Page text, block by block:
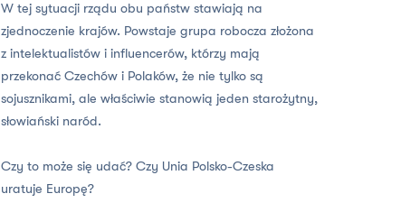
W tej sytuacji rządu obu państw stawiają na
zjednoczenie krajów. Powstaje grupa robocza złożona
z intelektualistów i influencerów, którzy mają
przekonać Czechów i Polaków, że nie tylko są
sojusznikami, ale właściwie stanowią jeden starożytny,
słowiański naród.
Czy to może się udać? Czy Unia Polsko-Czeska
uratuje Europę?